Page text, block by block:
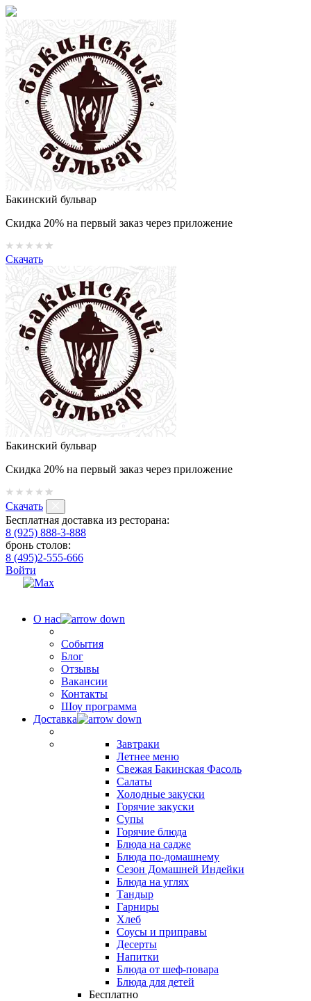
Бакинский бульвар
Скидка 20% на первый заказ через приложение
Скачать
Бакинский бульвар
Скидка 20% на первый заказ через приложение
Скачать
Бесплатная доставка из ресторана:
8 (925) 888-3-888
бронь столов:
8 (495)2-555-666
Войти
О нас
События
Блог
Отзывы
Вакансии
Контакты
Шоу программа
Доставка
Завтраки
Летнее меню
Свежая Бакинская Фасоль
Салаты
Холодные закуски
Горячие закуски
Супы
Горячие блюда
Блюда на садже
Блюда по-домашнему
Сезон Домашней Индейки
Блюда на углях
Тандыр
Гарниры
Хлеб
Соусы и приправы
Десерты
Напитки
Блюда от шеф-повара
Блюда для детей
Бесплатно